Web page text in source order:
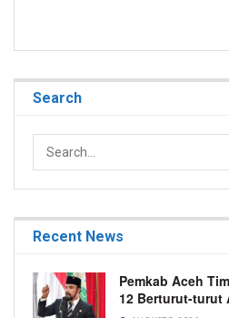
Search
Recent News
Pemkab Aceh
12 Berturut-turut